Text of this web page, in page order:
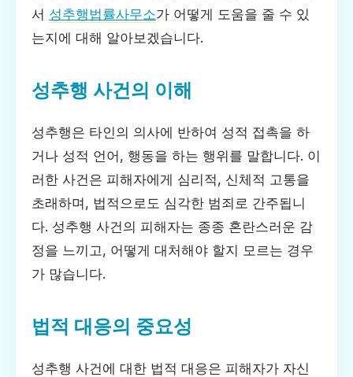
서 성추행법률사무소가 어떻게 도움을 줄 수 있
는지에 대해 알아보겠습니다.
성추행 사건의 이해
성추행은 타인의 의사에 반하여 성적 접촉을 하
거나 성적 언어, 행동을 하는 행위를 말합니다. 이
러한 사건은 피해자에게 심리적, 신체적 고통을
초래하며, 법적으로도 심각한 범죄로 간주됩니
다. 성추행 사건의 피해자는 종종 혼란스러운 감
정을 느끼고, 어떻게 대처해야 할지 모르는 경우
가 많습니다.
법적 대응의 중요성
성추행 사건에 대한 법적 대응은 피해자가 자신